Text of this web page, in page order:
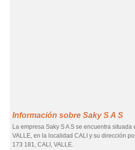
Información sobre Saky S A S
La empresa Saky S A S se encuentra
VALLE, en la localidad CALI y su dirección
173 181, CALI, VALLE.